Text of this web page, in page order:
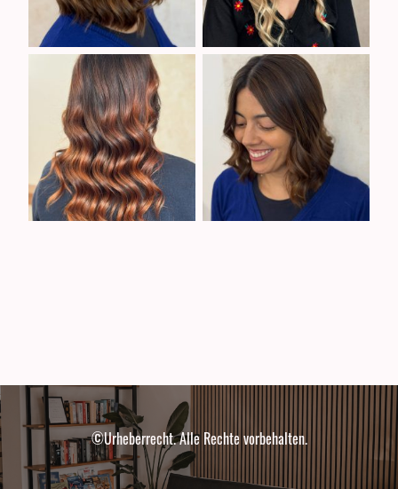
©Urheberrecht. Alle Rechte vorbehalten.